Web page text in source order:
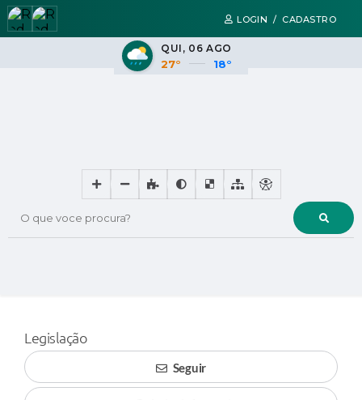
LOGIN / CADASTRO
O que voce procura?
QUI 06 AGO
27° 18°
Legislação
Seguir